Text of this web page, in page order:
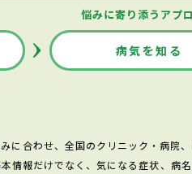
悩みに寄り添うアプ
病気を知る
に合わせ、全国のクリニック・病院
情報だけでなく、気になる症状、病